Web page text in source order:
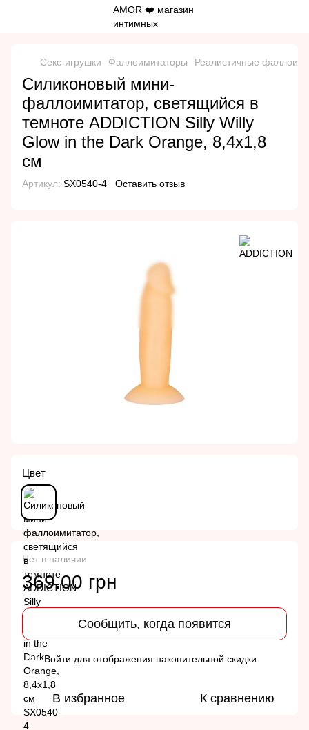
Секс-игрушки Фаллоимитаторы Реалистичные
Силиконовый мини-
фаллоимитатор, светящийся в
темноте ADDICTION Silly Willy
Glow in the Dark Orange, 8,4х1,8
см
Артикул: SX0540-4 Оставить отзыв
Цвет
Нет в наличии
369.00 грн
Сообщить, когда появится
% Войти для отображения накопительной скидки
В избранное К сравнению